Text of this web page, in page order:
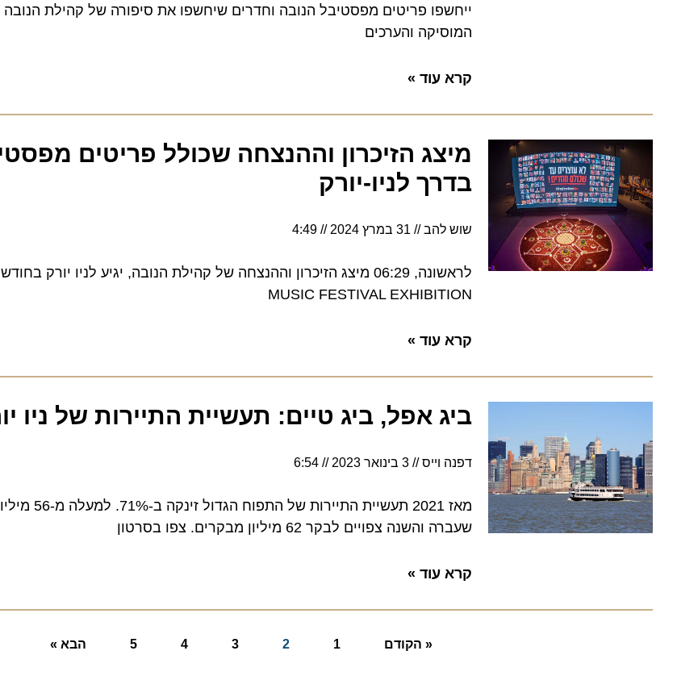
ייחשפו פריטים מפסטיבל הנובה וחדרים שיחשפו את סיפורה של קהילת הנובה
המוסיקה והערכים
קרא עוד »
מיצג הזיכרון וההנצחה שכולל פריטים
בדרך לניו-יורק
שוש להב 31 במרץ 2024 4:49
MUSIC FESTIVAL EXHIBITION
קרא עוד »
ביג אפל, ביג טיים: תעשיית התיירות של ניו
דפנה וייס 3 בינואר 2023 6:54
מאז 2021 תעשיית התיירות
שעברה והשנה צפויים לבקר 62 מיליון מבקרים. צפו בסרטון
קרא עוד »
« הקודם הבא »